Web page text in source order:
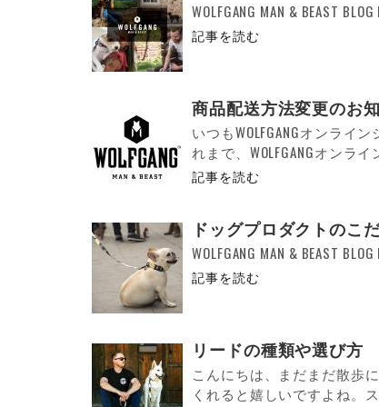
WOLFGANG MAN & BEAST
記事を読む
商品配送方法変更のお
いつもWOLFGANGオンライ
れまで、WOLFGANGオンラ
記事を読む
ドッグプロダクトのこ
WOLFGANG MAN & BEAST
記事を読む
リードの種類や選び方
こんにちは、まだまだ散歩
くれると嬉しいですよね。